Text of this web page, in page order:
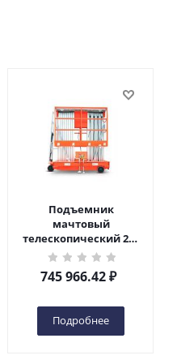
Подъемник
мачтовый
телескопический 200
кг 10 м TOR GTWY10-
200S DC 2-мачтовый
(автономный) (N) в
745 966.42₽
Подробнее